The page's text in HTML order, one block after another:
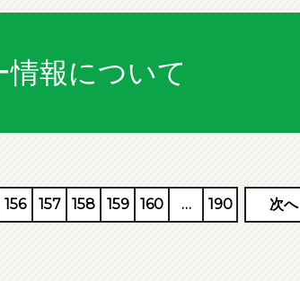
報について
156 157 158 159 160 … 190 次へ